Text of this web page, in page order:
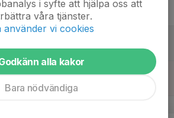
i syfte att hjälpa oss att
våra tjänster.
använder vi cookies
alla kakor
Bara nödvändiga